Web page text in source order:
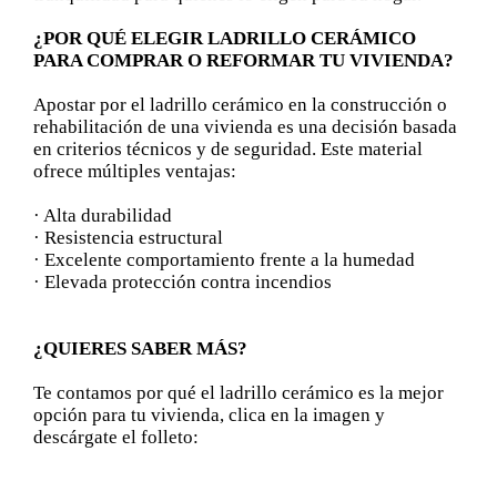
¿POR QUÉ ELEGIR LADRILLO CERÁMICO
PARA COMPRAR O REFORMAR TU VIVIENDA?
Apostar por el ladrillo cerámico en la construcción o
rehabilitación de una vivienda es una decisión basada
en criterios técnicos y de seguridad. Este material
ofrece múltiples ventajas:
· Alta durabilidad
· Resistencia estructural
· Excelente comportamiento frente a la humedad
· Elevada protección contra incendios
¿QUIERES SABER MÁS?
Te contamos por qué el ladrillo cerámico es la mejor
opción para tu vivienda, clica en la imagen y
descárgate el folleto: